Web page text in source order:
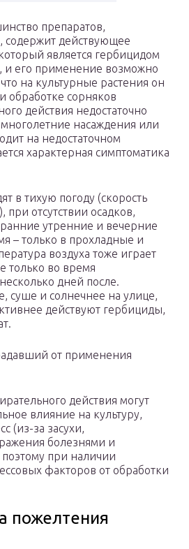
препаратов,
действующее
является гербицидом
и его применение возможно
на культурные растения он
обработке сорняков
действия недостаточно
насаждения или
на недостаточном
характерная симптоматика
в тихую погоду (скорость
при отсутствии осадков,
утренние и вечерние
– только в прохладные и
воздуха тоже играет
только во время
дней после.
суше и солнечнее на улице,
действуют гербициды,
от применения
действия могут
влияние на культуру,
(из-за засухи,
болезнями и
при наличии
факторов от обработки
пожелтения